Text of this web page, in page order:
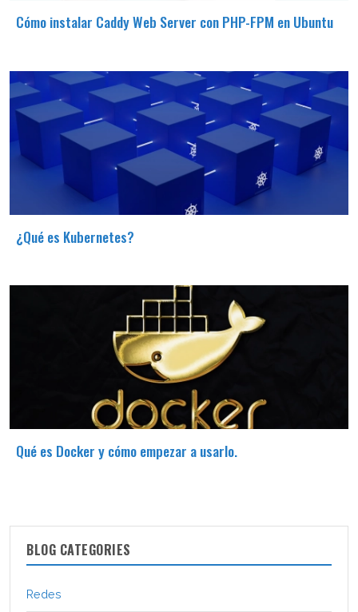
Cómo instalar Caddy Web Server con PHP-FPM en Ubuntu
¿Qué es Kubernetes?
Qué es Docker y cómo empezar a usarlo.
BLOG CATEGORIES
Redes